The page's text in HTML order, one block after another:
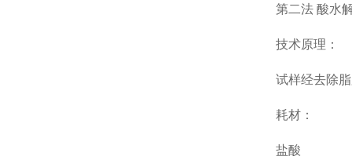
第二法 酸水
技术原理 ：
试样经去除
耗材：
盐酸